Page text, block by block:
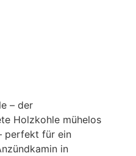
– der
Holzkohle mühelos
perfekt für ein
in